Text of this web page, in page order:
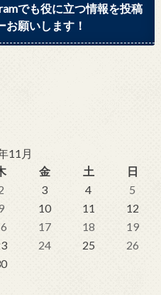
でも役に立つ情報を投稿
お願いします！
11月
金 土
日
3 4
5
10 11
12
17 18
19
24 25
26